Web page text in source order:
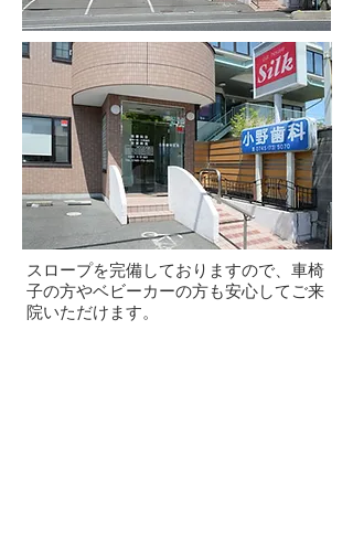
スロープを完備しておりますので、車椅
子の方やベビーカーの方も安心してご来
院いただけます。